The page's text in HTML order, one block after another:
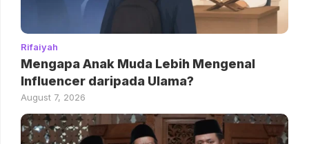
Rifaiyah
Mengapa Anak Muda Lebih Mengenal
Influencer daripada Ulama?
August 7, 2026